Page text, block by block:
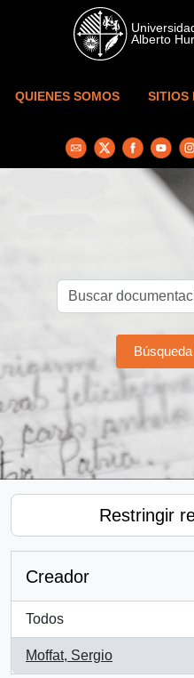
Skip to main content
QUIENES SOMOS SITIOS
Restringir
Creador
Todos
Moffat, Sergio
, 1 resultados